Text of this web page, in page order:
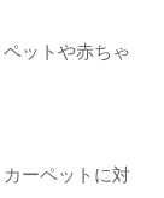
ットや赤ちゃ
ーペットに対